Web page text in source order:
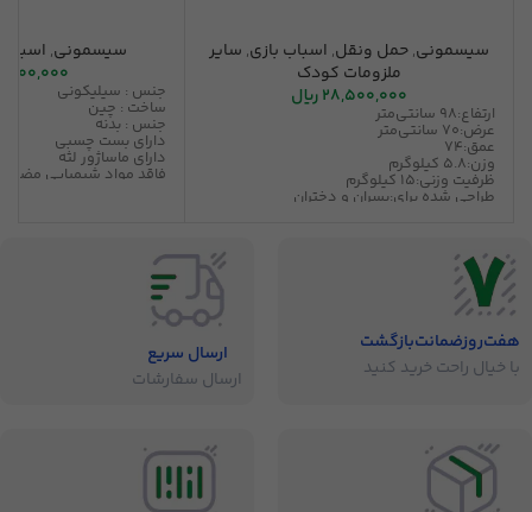
سیسمونی,حمل ونقل, اسباب بازی, سایر
ملزومات کودک
28,500,000ریال
ارتفاع:98 سانتی‌متر
عرض:70 سانتی‌متر
عمق:74
وزن:5.8 کیلوگرم
ظرفیت وزنی:15 کیلوگرم
طراحی شده برای:پسران و دختران
تعداد چرخ:6
سیسمونی,
1,900,000
جنس : سیلیکونی
ساخت : چین
جنس : بدنه
دارای بست چسبی
دارای ماساژور لثه
فاقد مواد شیمیایی مضر
هفت‌روز‌ضمانت‌بازگشت
با خیال راحت خرید کنید
ارسال سریع
ارسال سفارشات